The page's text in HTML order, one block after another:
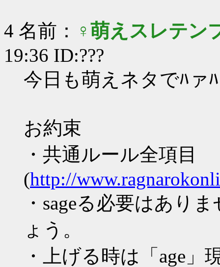
4 名前：
♀萌えスレテン
19:36 ID:???
今日も萌えネタでﾊァ
お約束
・共通ルール全項目
(http://
・sageる必要はあり
ょう。
・上げる時は「age」